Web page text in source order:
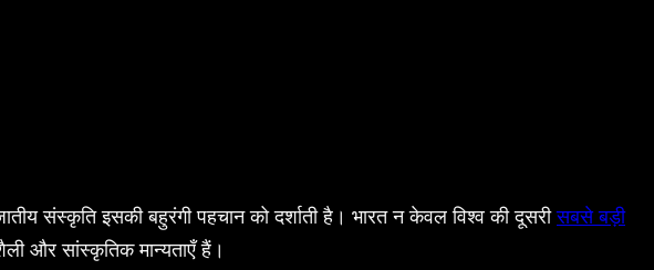
संस्कृति इसकी बहुरंगी पहचान को दर्शाती है। भारत न केवल विश्व की दूसरीसबसे बड़ी
और सांस्कृतिक मान्यताएँ हैं।